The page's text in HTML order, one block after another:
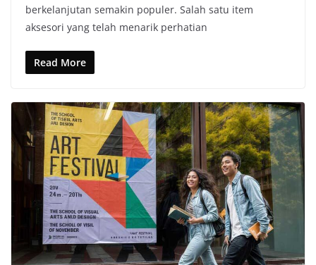
berkelanjutan semakin populer. Salah satu item
aksesori yang telah menarik perhatian
Read More